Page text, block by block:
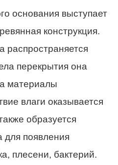
основания выступает
конструкция.
распространяется
перекрытия она
материалы
влаги оказывается
образуется
для появления
плесени, бактерий.